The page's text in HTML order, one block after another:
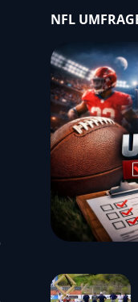
NFL